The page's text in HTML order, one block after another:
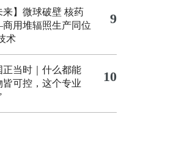
来】微球破壁 核药
用堆辐照生产同位
术
9
正当时｜什么都能
皆可控，这个专业
10